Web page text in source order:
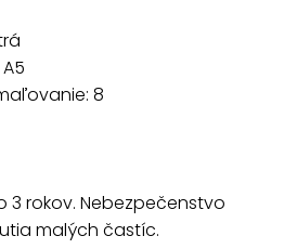
8
3 rokov. Nebezpečenstvo
malých častíc.